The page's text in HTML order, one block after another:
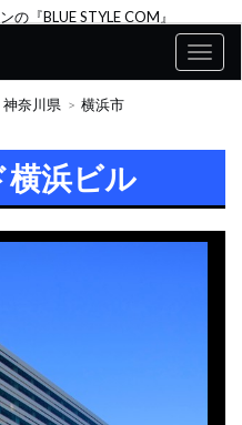
『BLUE STYLE COM』
神奈川県
横浜市
横浜ビル